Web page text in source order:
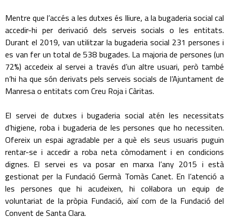
Mentre que l’accés a les dutxes és lliure, a la bugaderia social cal
accedir-hi per derivació dels serveis socials o les entitats.
Durant el 2019, van utilitzar la bugaderia social 231 persones i
es van fer un total de 538 bugades. La majoria de persones (un
72%) accedeix al servei a través d’un altre usuari, però també
n’hi ha que són derivats pels serveis socials de l’Ajuntament de
Manresa o entitats com Creu Roja i Càritas.
El servei de dutxes i bugaderia social atén les necessitats
d’higiene, roba i bugaderia de les persones que ho necessiten.
Ofereix un espai agradable per a què els seus usuaris puguin
rentar-se i accedir a roba neta còmodament i en condicions
dignes. El servei es va posar en marxa l’any 2015 i està
gestionat per la Fundació Germà Tomàs Canet. En l’atenció a
les persones que hi acudeixen, hi col·labora un equip de
voluntariat de la pròpia Fundació, així com de la Fundació del
Convent de Santa Clara.